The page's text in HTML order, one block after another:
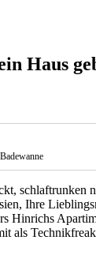
Haus
Ihre
Hinrichs
als